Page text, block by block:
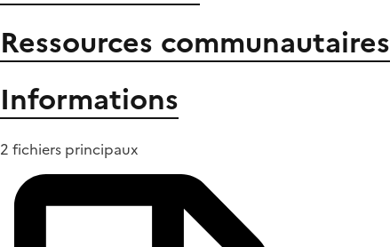
Ressources communautaires
Informations
2 fichiers principaux